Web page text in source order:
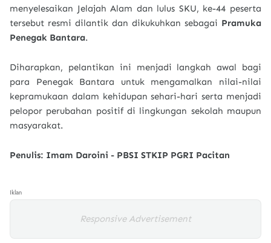
menyelesaikan Jelajah Alam dan lulus SKU, ke-44 peserta
tersebut resmi dilantik dan dikukuhkan sebagai Pramuka
Penegak Bantara.
Diharapkan, pelantikan ini menjadi langkah awal bagi
para Penegak Bantara untuk mengamalkan nilai-nilai
kepramukaan dalam kehidupan sehari-hari serta menjadi
pelopor perubahan positif di lingkungan sekolah maupun
masyarakat.
Penulis: Imam Daroini - PBSI STKIP PGRI Pacitan
Iklan
Responsive Advertisement